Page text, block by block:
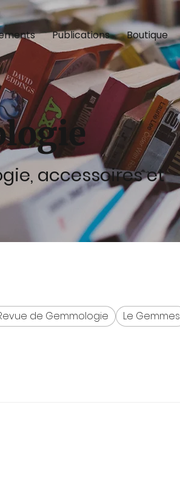
Publications Boutique
accessoires et
de Gemmologie Le Gemmes